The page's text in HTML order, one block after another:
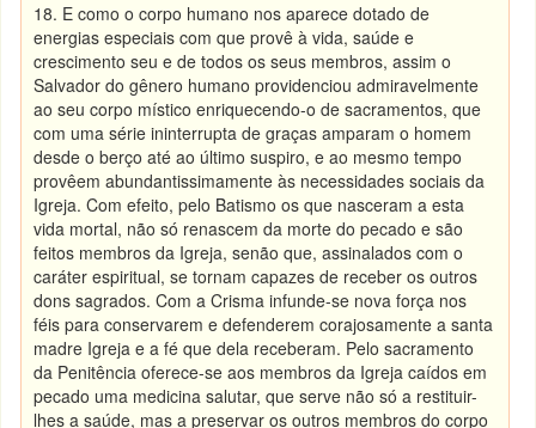
18. E como o corpo humano nos aparece dotado de
energias especiais com que provê à vida, saúde e
crescimento seu e de todos os seus membros, assim o
Salvador do gênero humano providenciou admiravelmente
ao seu corpo místico enriquecendo-o de sacramentos, que
com uma série ininterrupta de graças amparam o homem
desde o berço até ao último suspiro, e ao mesmo tempo
provêem abundantissimamente às necessidades sociais da
Igreja. Com efeito, pelo Batismo os que nasceram a esta
vida mortal, não só renascem da morte do pecado e são
feitos membros da Igreja, senão que, assinalados com o
caráter espiritual, se tornam capazes de receber os outros
dons sagrados. Com a Crisma infunde-se nova força nos
féis para conservarem e defenderem corajosamente a santa
madre Igreja e a fé que dela receberam. Pelo sacramento
da Penitência oferece-se aos membros da Igreja caídos em
pecado uma medicina salutar, que serve não só a restituir-
lhes a saúde, mas a preservar os outros membros do corpo